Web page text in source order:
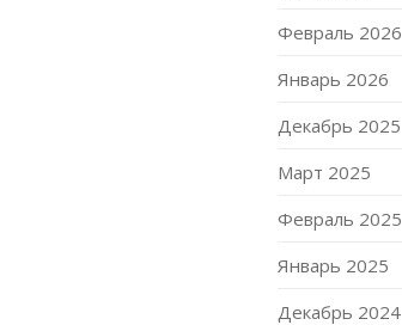
Февраль 2026
Январь 2026
Декабрь 2025
Март 2025
Февраль 2025
Январь 2025
Декабрь 2024